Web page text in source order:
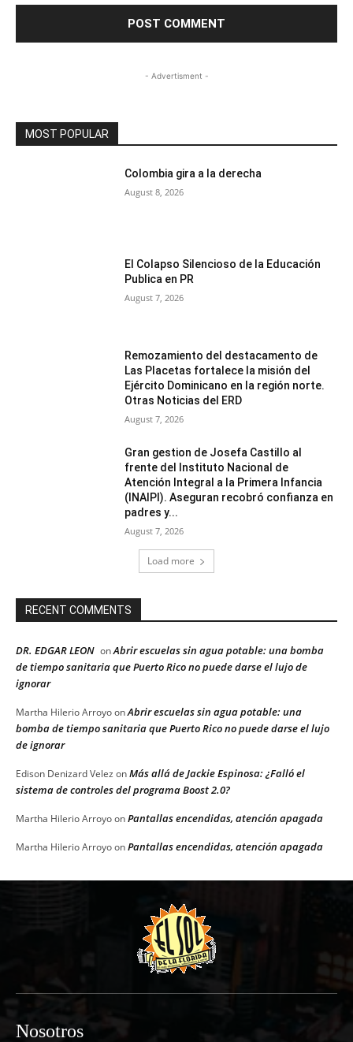
- Advertisment -
MOST POPULAR
Colombia gira a la derecha
August 8, 2026
El Colapso Silencioso de la Educación
Publica en PR
August 7, 2026
Remozamiento del destacamento de
Las Placetas fortalece la misión del
Ejército Dominicano en la región norte.
Otras Noticias del ERD
August 7, 2026
Gran gestion de Josefa Castillo al
frente del Instituto Nacional de
Atención Integral a la Primera Infancia
(INAIPI). Aseguran recobró confianza en
padres y...
August 7, 2026
Load more
RECENT COMMENTS
DR. EDGAR LEON onAbrir escuelas sin agua potable: una bomba
de tiempo sanitaria que Puerto Rico no puede darse el lujo de
ignorar
Martha Hilerio ArroyoonAbrir escuelas sin agua potable: una
bomba de tiempo sanitaria que Puerto Rico no puede darse el lujo
de ignorar
Edison Denizard Velez onMás allá de Jackie Espinosa: ¿Falló el
sistema de controles del programa Boost 2.0?
Martha Hilerio ArroyoonPantallas encendidas, atención apagada
Martha Hilerio ArroyoonPantallas encendidas, atención apagada
Nosotros